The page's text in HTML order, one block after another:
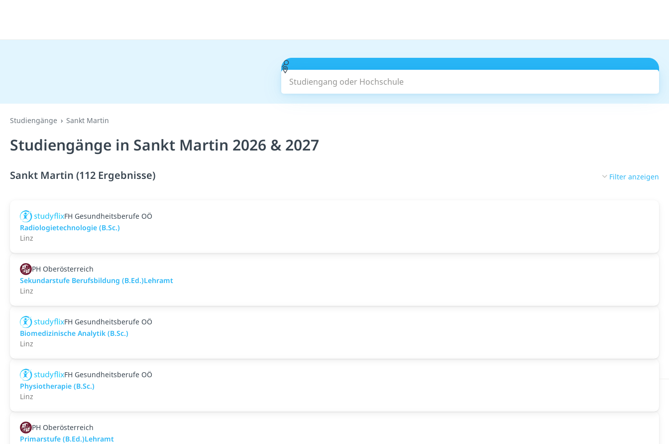
Studiengang oder Hochschule
Studiengänge Sankt Martin
Studiengänge in Sankt Martin 2026 & 2027
Sankt Martin (112 Ergebnisse) Filter anzeigen
FH Gesundheitsberufe OÖ
Radiologietechnologie (B.Sc.)
Linz
PH Oberösterreich
Sekundarstufe Berufsbildung (B.Ed.)Lehramt
Linz
FH Gesundheitsberufe OÖ
Biomedizinische Analytik (B.Sc.)
Linz
FH Gesundheitsberufe OÖ
Physiotherapie (B.Sc.)
Linz
PH Oberösterreich
Primarstufe (B.Ed.)Lehramt